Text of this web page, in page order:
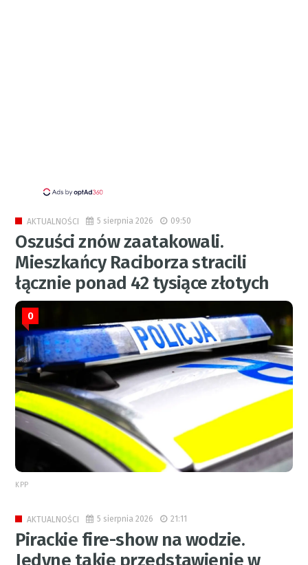
AKTUALNOŚCI 5 sierpnia 2026 09:50
Oszuści znów zaatakowali.
Mieszkańcy Raciborza stracili
łącznie ponad 42 tysiące złotych
0
KPP
AKTUALNOŚCI 5 sierpnia 2026 21:11
Pirackie fire-show na wodzie.
Jedyne takie przedstawienie w